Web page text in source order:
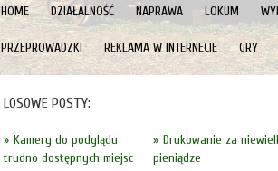
HOME DZIAŁALNOŚĆ NAPRAWA LOKUM
PRZEPROWADZKI REKLAMA W INTERNECIE GRY
LOSOWE POSTY:
Drukowanie za
pieniądze
Kamery do podglądu
trudno dostępnych miejsc